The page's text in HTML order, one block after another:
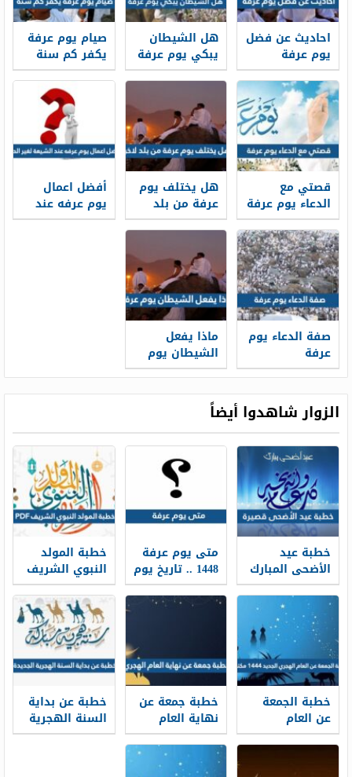
احاديث عن فضل
يوم عرفة
هل الشيطان
يبكي يوم عرفة
صيام يوم عرفة
يكفر كم سنة
قصتي مع
الدعاء يوم عرفة
هل يختلف يوم
عرفة من بلد
لاخر
أفضل اعمال
يوم عرفه عند
الشيعة لغير
صفة الدعاء يوم
عرفة
ماذا يفعل
الشيطان يوم
عرفة
الزوار شاهدوا أيضاً
خطبة عيد
الأضحى المبارك
قصيرة مكتوبة
ومشكولة 1448-
2026
متى يوم عرفة
1448 .. تاريخ يوم
عرفة 2026
خطبة المولد
النبوي الشريف
1448 PDF
خطبة الجمعة
عن العام
الهجري الجديد
1448 مكتوبة
خطبة جمعة عن
نهاية العام
الهجري 1448
مكتوبة
خطبة عن بداية
السنة الهجرية
الجديدة 1448